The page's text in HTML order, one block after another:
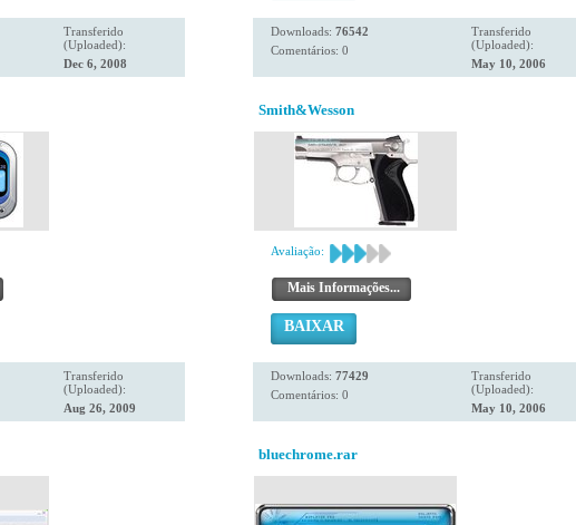
Transferido
(Uploaded):
Dec 6, 2008
Downloads: 76542
Comentários: 0
Transferido
(Uploaded):
May 10, 2006
Transferido
(Uploaded):
Aug 26, 2009
Smith&Wesson
Avaliação:
Mais Informações...
BAIXAR
Downloads: 77429
Comentários: 0
Transferido
(Uploaded):
May 10, 2006
bluechrome.rar